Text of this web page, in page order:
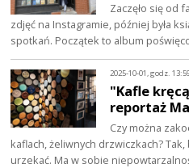
Zaczęło się od
zdjęć na Instagramie, później była
spotkań. Początek to album
2025-10-01, godz.
"Kafle
reportaż
Czy można
kaflach, żeliwnych drzwiczkach?
urzekać. Ma w sobie